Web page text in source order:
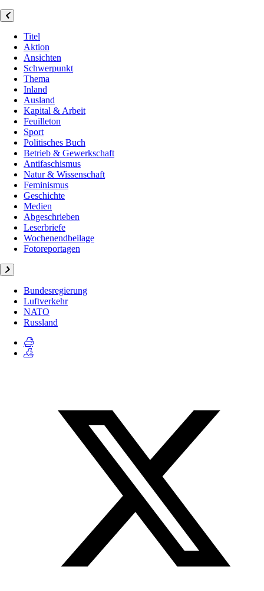
Titel
Aktion
Ansichten
Schwerpunkt
Thema
Inland
Ausland
Kapital & Arbeit
Feuilleton
Sport
Politisches Buch
Betrieb & Gewerkschaft
Antifaschismus
Natur & Wissenschaft
Feminismus
Geschichte
Medien
Abgeschrieben
Leserbriefe
Wochenendbeilage
Fotoreportagen
Bundesregierung
Luftverkehr
NATO
Russland